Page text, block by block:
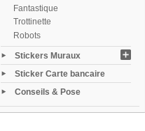
Fantastique
Trottinette
Robots
Stickers Muraux
Sticker Carte bancaire
Conseils & Pose